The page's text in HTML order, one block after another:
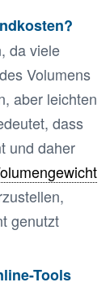
da viele
Volumens
aber leichten
dass
und daher
genutzt
Tools